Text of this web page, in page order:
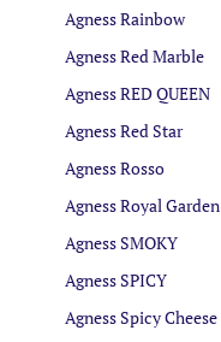
Agness Rainbow
Agness Red Marble
Agness RED QUEEN
Agness Red Star
Agness Rosso
Agness Royal Garden
Agness SMOKY
Agness SPICY
Agness Spicy Cheese